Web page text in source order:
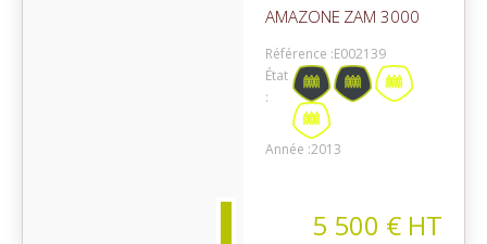
AMAZONE ZAM 3000
Référence :E002139
État
:
Année :2013
5 500 € HT